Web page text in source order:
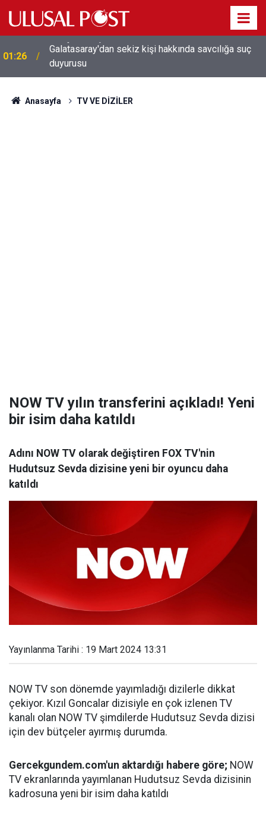
01:26
Galatasaray'dan sekiz kişi hakkında savcılığa suç
duyurusu
Anasayfa TV VE DİZİLER
NOW TV yılın transferini açıkladı! Yeni
bir isim daha katıldı
Adını NOW TV olarak değiştiren FOX TV'nin
Hudutsuz Sevda dizisine yeni bir oyuncu daha
katıldı
Yayınlanma Tarihi : 19 Mart 2024 13:31
NOW TV son dönemde yayımladığı dizilerle dikkat
çekiyor. Kızıl Goncalar dizisiyle en çok izlenen TV
kanalı olan NOW TV şimdilerde Hudutsuz Sevda dizisi
için dev bütçeler ayırmış durumda.
Gercekgundem.com'un aktardığı habere göre; NOW
TV ekranlarında yayımlanan Hudutsuz Sevda dizisinin
kadrosuna yeni bir isim daha katıldı